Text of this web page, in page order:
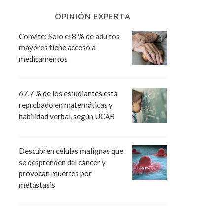
OPINIÓN EXPERTA
Convite: Solo el 8 % de adultos
mayores tiene acceso a
medicamentos
67,7 % de los estudiantes está
reprobado en matemáticas y
habilidad verbal, según UCAB
Descubren células malignas que
se desprenden del cáncer y
provocan muertes por
metástasis